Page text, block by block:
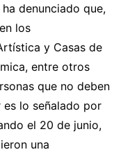
denunciado que,
los
y Casas de
entre otros
que no deben
es lo señalado por
el 20 de junio,
una